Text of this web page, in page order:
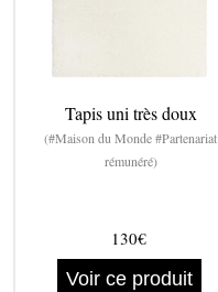
Tapis uni très doux
(#Maison du Monde #Partenariat
rémunéré)
130€
Voir ce produit